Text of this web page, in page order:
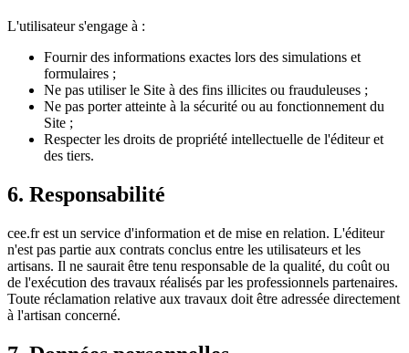
L'utilisateur s'engage à :
Fournir des informations exactes lors des simulations et
formulaires ;
Ne pas utiliser le Site à des fins illicites ou frauduleuses ;
Ne pas porter atteinte à la sécurité ou au fonctionnement du
Site ;
Respecter les droits de propriété intellectuelle de l'éditeur et
des tiers.
6. Responsabilité
cee.fr est un service d'information et de mise en relation. L'éditeur
n'est pas partie aux contrats conclus entre les utilisateurs et les
artisans. Il ne saurait être tenu responsable de la qualité, du coût ou
de l'exécution des travaux réalisés par les professionnels partenaires.
Toute réclamation relative aux travaux doit être adressée directement
à l'artisan concerné.